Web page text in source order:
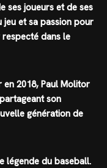
ses joueurs et de ses
et sa passion pour
dans le
en 2018, Paul Molitor
son
génération de
légende du baseball.